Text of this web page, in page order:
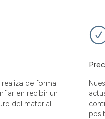
de forma
en recibir un
del material.